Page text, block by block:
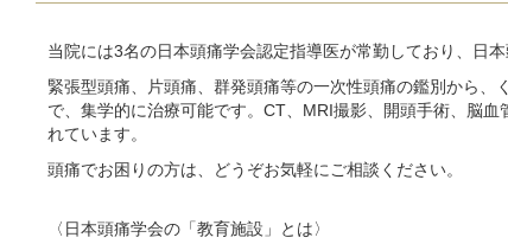
当院には3名の日本頭痛学会認定指導医が常勤しており、日
緊張型頭痛、片頭痛、群発頭痛等の一次性頭痛の鑑別から
で、集学的に治療可能です。CT、MRI撮影、開頭手術、脳
れています。
頭痛でお困りの方は、どうぞお気軽にご相談ください。
〈日本頭痛学会の「教育施設」とは〉